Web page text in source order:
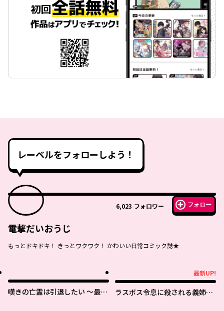
レーベルをフォローしよう！
6,023 フォロワー フォロー
電撃だいおうじ
もっとドキドキ！ きっとワクワク！ かわいい日常コミック誌★
嘆きの亡霊は引退したい ～最弱
最新UP!
ラスボス令息に殺される義姉で